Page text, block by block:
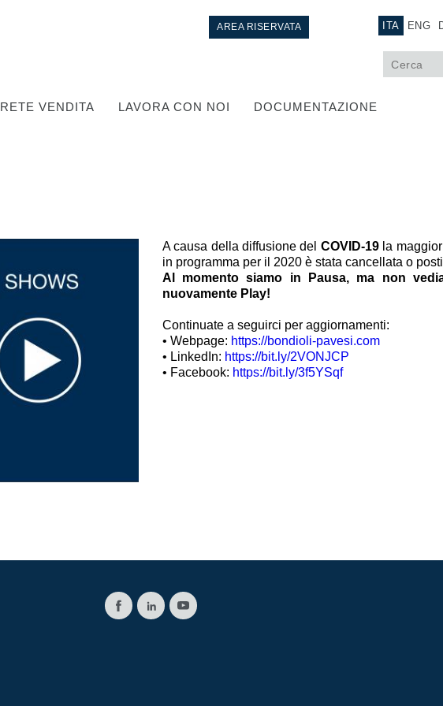
ITA ENG
AREA RISERVATA
RETE VENDITA LAVORA CON NOI DOCUMENTAZIONE
Controllo
Circuiti idraulici Integrati
Valvole di controllo direzionale
Valvole a cartuccia
Valvole in linea
Servocomandi
Scambio termico
Sistemi Fan Drive
Scambiatori di calore
A causa della diffusione del COVID-19la maggior
in programma per il 2020 è stata cancellata o
Al momento siamo in Pausa, ma non
nuovamente Play!
Continuate a seguirci per aggiornamenti:
• Webpage: https://bondioli-pavesi.com
• LinkedIn: https://bit.ly/2VONJCP
• Facebook: https://bit.ly/3f5YSqf